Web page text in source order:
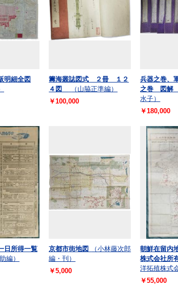
明細全図
籌海叢誌図式 ２冊 １２
４図
（山脇正準編）
￥100,000
兵器之巻、
之巻 図解
水子）
￥180,000
日所得一覧
編）
京都市街地図
（小林藤次郎
編・刊）
￥5,000
朝鮮在留内
株式会社所
洋拓殖株式
￥55,000